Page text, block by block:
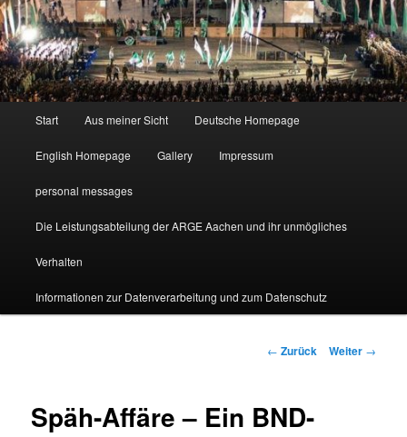
Start Aus meiner Sicht Deutsche Homepage
English Homepage Gallery Impressum
personal messages
Die Leistungsabteilung der ARGE Aachen und ihr unmögliches
Verhalten
Informationen zur Datenverarbeitung und zum Datenschutz
Beitragsnavigation
← Zurück Weiter →
Späh-Affäre – Ein BND-